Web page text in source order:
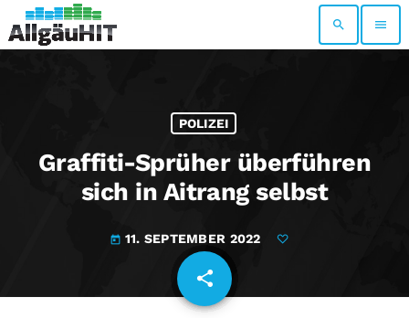
search menu
POLIZEI
Graffiti-Sprüher überführen
sich in Aitrang selbst
today 11. SEPTEMBER 2022
share
email